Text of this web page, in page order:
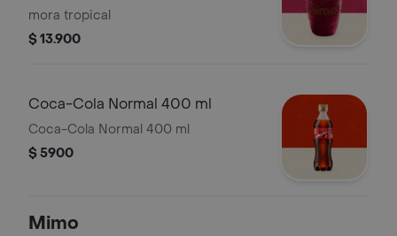
mora tropical
$ 13.900
Coca-Cola Normal 400 ml
Coca-Cola Normal 400 ml
$ 5900
Mimo